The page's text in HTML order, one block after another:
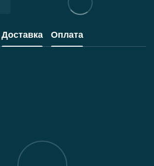
Доставка Оплата